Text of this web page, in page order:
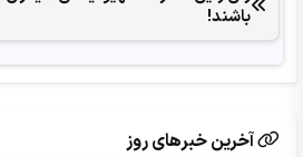
باشند!
آخرین خبرهای روز